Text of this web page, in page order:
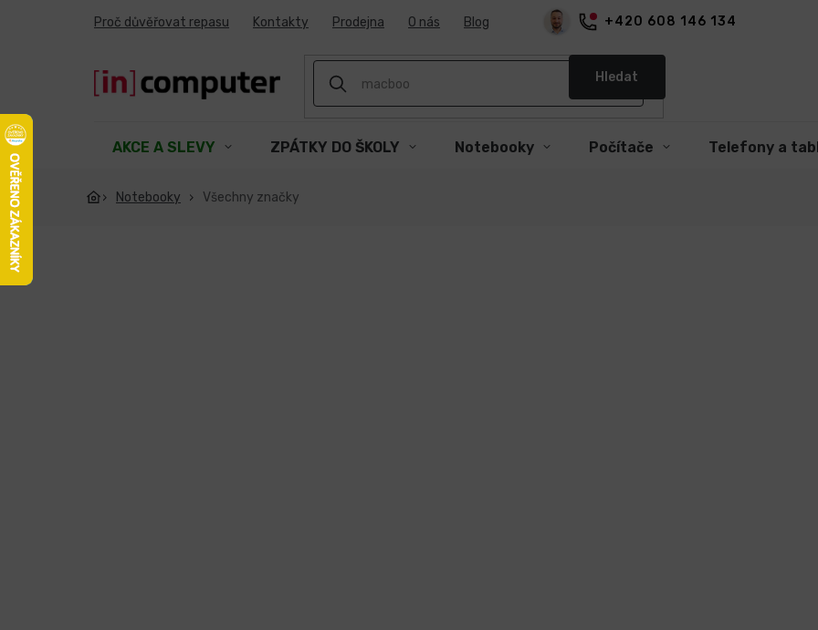
+420 608 146 134
Proč důvěřovat repasu Kontakty Prodejna O nás Blog
Hledat
AKCE A SLEVY ZPÁTKY DO ŠKOLY Notebooky Počítače Telefony a
Notebooky Všechny značky